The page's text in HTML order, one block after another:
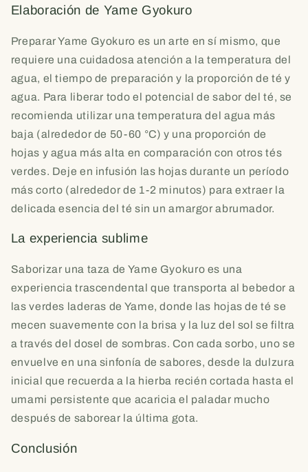
Elaboración de Yame Gyokuro
Preparar Yame Gyokuro es un arte en sí mismo, que
requiere una cuidadosa atención a la temperatura del
agua, el tiempo de preparación y la proporción de té y
agua. Para liberar todo el potencial de sabor del té, se
recomienda utilizar una temperatura del agua más
baja (alrededor de 50-60 °C) y una proporción de
hojas y agua más alta en comparación con otros tés
verdes. Deje en infusión las hojas durante un período
más corto (alrededor de 1-2 minutos) para extraer la
delicada esencia del té sin un amargor abrumador.
La experiencia sublime
Saborizar una taza de Yame Gyokuro es una
experiencia trascendental que transporta al bebedor a
las verdes laderas de Yame, donde las hojas de té se
mecen suavemente con la brisa y la luz del sol se filtra
a través del dosel de sombras. Con cada sorbo, uno se
envuelve en una sinfonía de sabores, desde la dulzura
inicial que recuerda a la hierba recién cortada hasta el
umami persistente que acaricia el paladar mucho
después de saborear la última gota.
Conclusión